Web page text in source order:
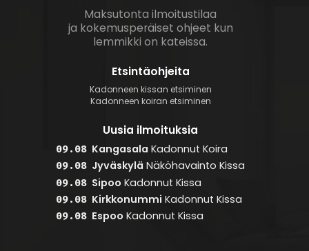
Maksutonta ilmoitustilaa
ja kokemusperäiset ohjeet kun
lemmikki on kateissa.
Etsintäohjeita
Kadonneen kissan etsiminen
Kadonneen koiran etsiminen
Uusia ilmoituksia
09.08 Kangasala Kadonnut Koira
09.08 Jyväskylä Näköhavainto Kissa
09.08 Sipoo Kadonnut Kissa
09.08 Kirkkonummi Kadonnut Kissa
09.08 Espoo Kadonnut Kissa